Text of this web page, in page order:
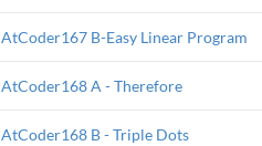
AtCoder167 B-Easy Linear Program
AtCoder168 A - Therefore
AtCoder168 B - Triple Dots